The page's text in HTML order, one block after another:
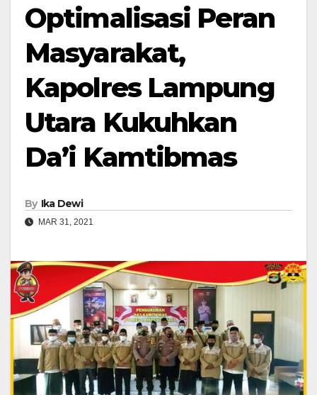
Optimalisasi Peran
Masyarakat,
Kapolres Lampung
Utara Kukuhkan
Da’i Kamtibmas
By Ika Dewi
MAR 31, 2021